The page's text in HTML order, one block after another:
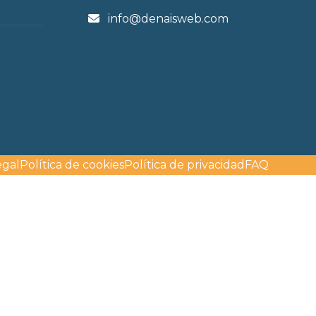
info@denaisweb.com
Política de cookiesPolítica de privacidad FAQ